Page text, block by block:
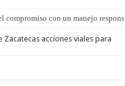
compromiso con un manejo
Zacatecas acciones viales para